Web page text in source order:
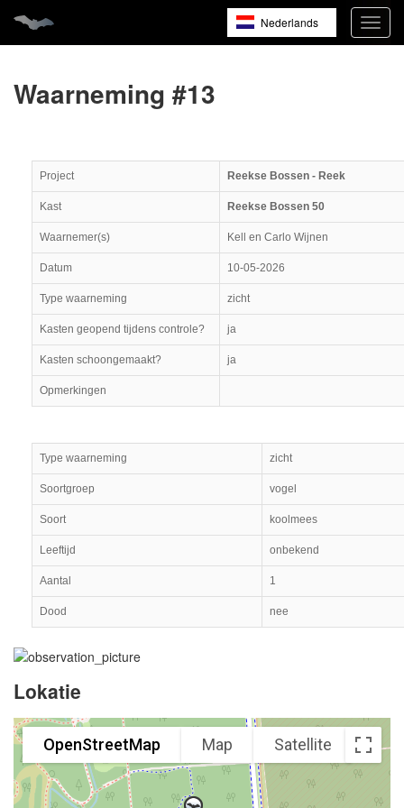
Nederlands
Waarneming #13
Project Reekse Bossen - Reek
Kast Reekse Bossen 50
Waarnemer(s) Kell en Carlo Wijnen
Datum 10-05-2026
Type waarneming zicht
Kasten geopend tijdens controle? ja
Kasten schoongemaakt? ja
Opmerkingen
Type waarneming zicht
Soortgroep vogel
Soort koolmees
Leeftijd onbekend
Aantal 1
Dood nee
Lokatie
OpenStreetMap Map Satellite